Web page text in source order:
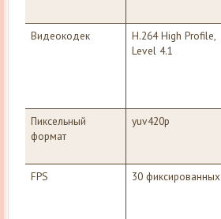
Видеокодек
H.264 High Profile,
Level 4.1
Пиксельный
формат
yuv420p
FPS
30 фиксированных